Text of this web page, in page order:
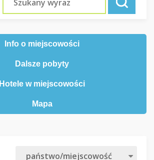
Info o miejscowości
Dalsze pobyty
Hotele w miejscowości
Mapa